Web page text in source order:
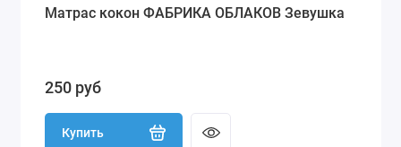
Матрас кокон ФАБРИКА ОБЛАКОВ Зевушка
250 руб
Купить